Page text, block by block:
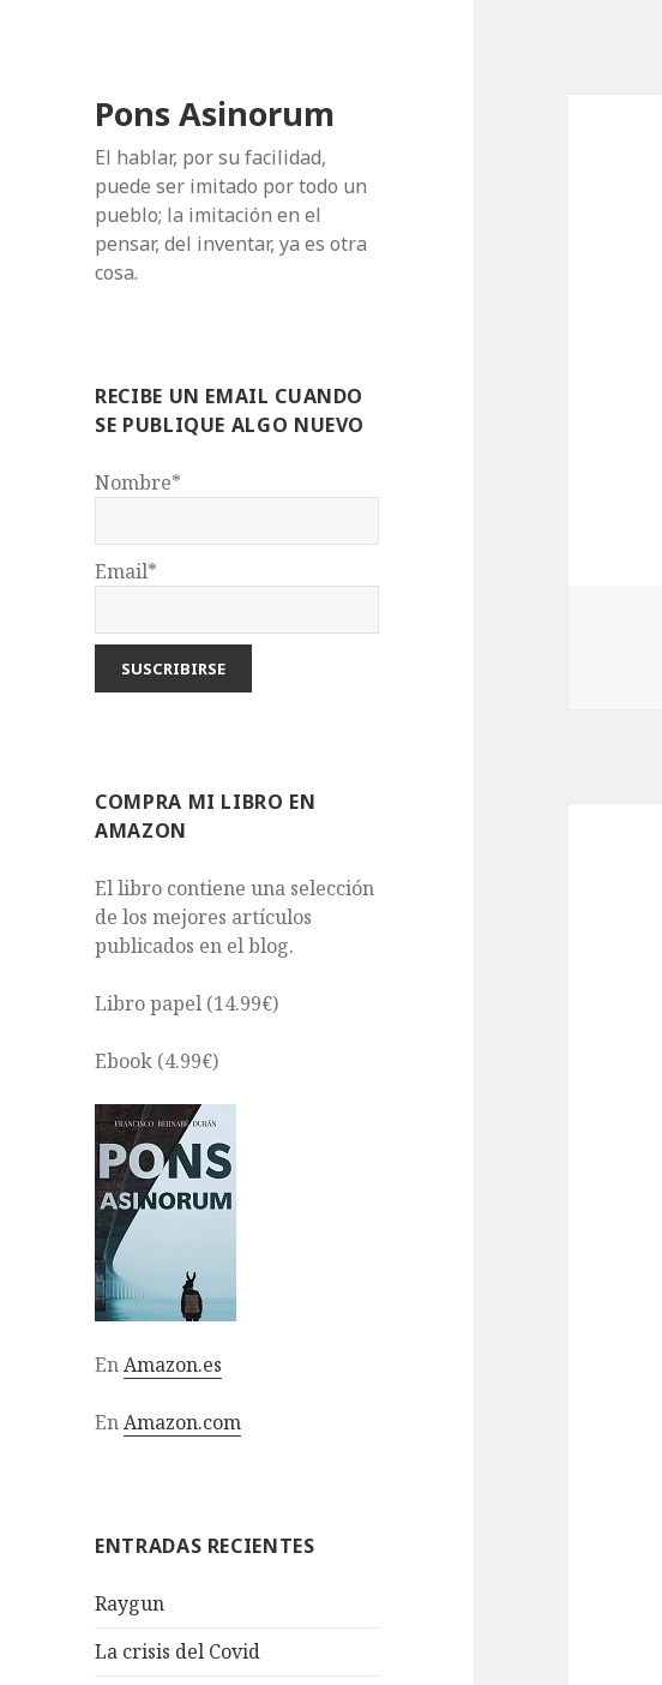
Pons Asinorum
El hablar, por su facilidad,
puede ser imitado por todo un
pueblo; la imitación en el
pensar, del inventar, ya es otra
cosa.
RECIBE UN EMAIL CUANDO
SE PUBLIQUE ALGO NUEVO
Nombre*
Email*
COMPRA MI LIBRO EN
AMAZON
El libro contiene una selección
de los mejores artículos
publicados en el blog.
Libro papel (14.99€)
Ebook (4.99€)
EnAmazon.es
EnAmazon.com
ENTRADAS RECIENTES
Raygun
La crisis del Covid